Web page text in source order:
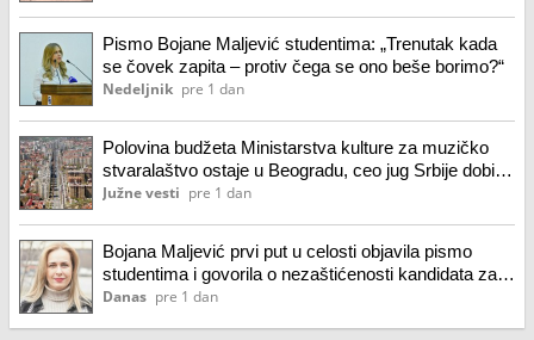
Pismo Bojane Maljević studentima: „Trenutak kada
se čovek zapita – protiv čega se ono beše borimo?“
Nedeljnik pre 1 dan
Polovina budžeta Ministarstva kulture za muzičko
stvaralaštvo ostaje u Beogradu, ceo jug Srbije dobio
manje nego Novi Sad
Južne vesti pre 1 dan
Bojana Maljević prvi put u celosti objavila pismo
studentima i govorila o nezaštićenosti kandidata za
njihovu listu
Danas pre 1 dan